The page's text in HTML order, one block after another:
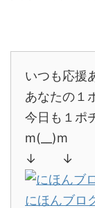
いつも応援
あなたの１
今日も１ポ
m(__)m
↓ ↓
にほんブロ